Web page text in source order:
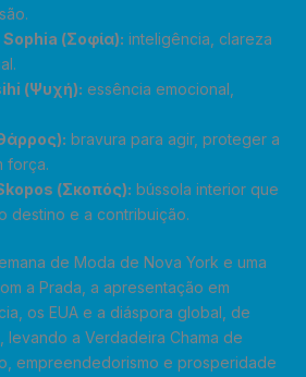
(Σοφία): inteligência, clareza
(Ψυχή): essência emocional,
): bravura para agir, proteger a
força.
(Σκοπός): bússola interior que
destino e a contribuição.
de Moda de Nova York e uma
a Prada, a apresentação em
os EUA e a diáspora global, de
levando a Verdadeira Chama de
empreendedorismo e prosperidade